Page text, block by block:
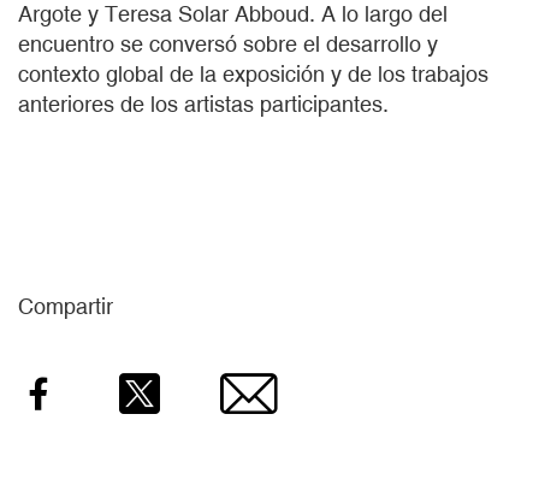
Argote y Teresa Solar Abboud. A lo largo del
encuentro se conversó sobre el desarrollo y
contexto global de la exposición y de los trabajos
anteriores de los artistas participantes.
Compartir
Facebook Email